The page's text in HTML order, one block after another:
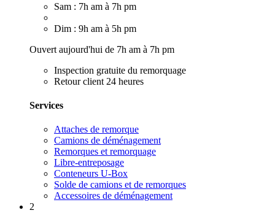
Sam : 7h am à 7h pm
Dim : 9h am à 5h pm
Ouvert aujourd'hui de 7h am à 7h pm
Inspection gratuite du remorquage
Retour client 24 heures
Services
Attaches de remorque
Camions de déménagement
Remorques et remorquage
Libre-entreposage
Conteneurs U-Box
Solde de camions et de remorques
Accessoires de déménagement
2